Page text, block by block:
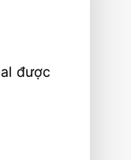
được